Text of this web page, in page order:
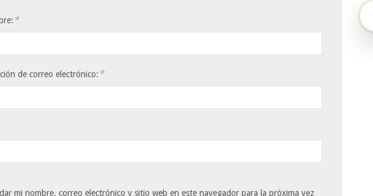
*
de correo electrónico: *
mi nombre, correo electrónico y sitio web en este navegador para la próxima vez